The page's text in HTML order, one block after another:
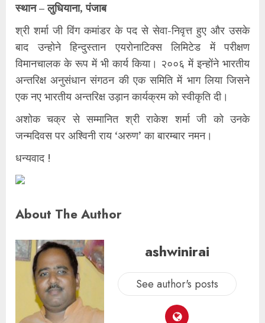
स्थान – लुधियाना, पंजाब
श्री शर्मा जी विंग कमांडर के पद से सेवा-निवृत्त हुए और उसके
बाद उन्होने हिन्दुस्तान एयरोनाटिक्स लिमिटेड में परीक्षण
विमानचालक के रूप में भी कार्य किया। २००६ में इन्होंने भारतीय
अन्तरिक्ष अनुसंधान संगठन की एक समिति में भाग लिया जिसने
एक नए भारतीय अन्तरिक्ष उड़ान कार्यक्रम को स्वीकृति दी।
अशोक चक्र से सम्मानित श्री राकेश शर्मा जी को उनके
जन्मदिवस पर अश्विनी राय ‘अरुण’ का बारम्बार नमन।
धन्यवाद !
About The Author
ashwinirai
See author's posts